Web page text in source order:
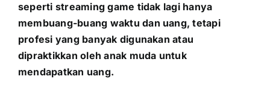
seperti streaming game tidak lagi hanya
membuang-buang waktu dan uang, tetapi
profesi yang banyak digunakan atau
dipraktikkan oleh anak muda untuk
mendapatkan uang.